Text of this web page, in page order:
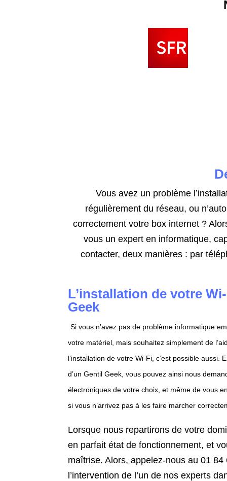
Vous avez un problème
régulièrement du réseau, ou
correctement votre box internet ?
vous un expert en informatique,
contacter, deux manières : par
L’installation de votre
Geek
Si vous n’avez pas de problème informatique
votre matériel, mais souhaitez simplement de
l’installation de votre Wi-Fi, c’est possible aussi.
d’un Gentil Geek, vous pouvez ainsi nous
électroniques de votre choix, et même de vous
si vous n’arrivez pas à les faire marcher
Lorsque nous repartirons de votre
en parfait état de fonctionnement, et
maîtrise. Alors, appelez-nous au 01 84
l’intervention de l’un de nos experts